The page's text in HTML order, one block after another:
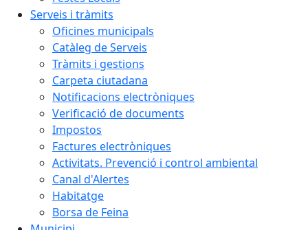
Serveis i tràmits
Oficines municipals
Catàleg de Serveis
Tràmits i gestions
Carpeta ciutadana
Notificacions electròniques
Verificació de documents
Impostos
Factures electròniques
Activitats. Prevenció i control ambiental
Canal d'Alertes
Habitatge
Borsa de Feina